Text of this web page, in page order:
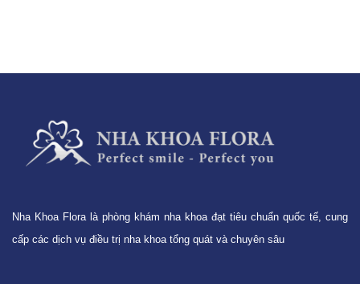
Nha Khoa Flora là phòng khám nha khoa đạt tiêu chuẩn quốc tế, cung
cấp các dịch vụ điều trị nha khoa tổng quát và chuyên sâu